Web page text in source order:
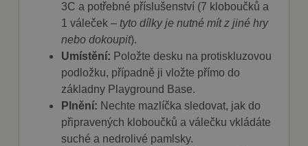
3C a potřebné příslušenství (7 kloboučků a
1 váleček – tyto dílky je nutné mít z jiné hry
nebo dokoupit).
Umístění: Položte desku na protiskluzovou
podložku, případně ji vložte přímo do
základny Playground Base.
Plnění: Nechte mazlíčka sledovat, jak do
připravených kloboučků a válečku vkládáte
suché a nedrolivé pamlsky.
CookieScriptConsent
CookieScript
fajnpes.cz
1
měsíc
Tento soubor
cookie
používá
Cookie-
Script.com k
cookie
návštěvníků.
Je nutné, aby
ochrany osobních údajů Google